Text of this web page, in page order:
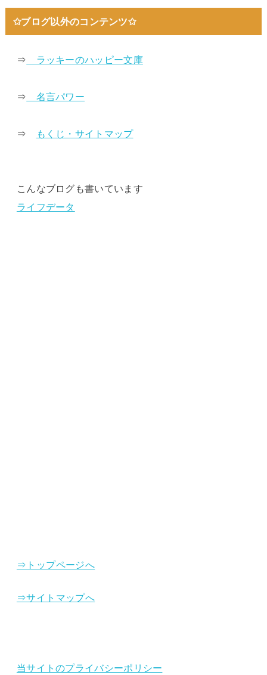
✩ブログ以外のコンテンツ✩
⇒ ラッキーのハッピー文庫
⇒ 名言パワー
⇒ もくじ・サイトマップ
こんなブログも書いています
ライフデータ
⇒トップページへ
⇒サイトマップへ
当サイトのプライバシーポリシー